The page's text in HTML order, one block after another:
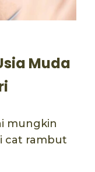
Muda
mungkin
cat rambut